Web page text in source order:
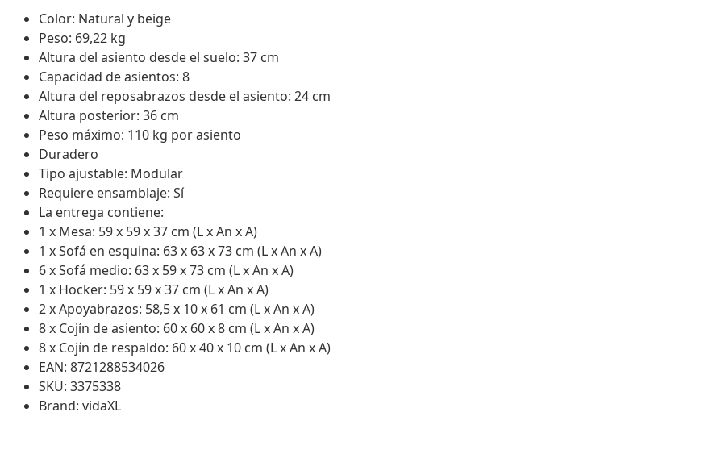
Color: Natural y beige
Peso: 69,22 kg
Altura del asiento desde el suelo: 37 cm
Capacidad de asientos: 8
Altura del reposabrazos desde el asiento: 24 cm
Altura posterior: 36 cm
Peso máximo: 110 kg por asiento
Duradero
Tipo ajustable: Modular
Requiere ensamblaje: Sí
La entrega contiene:
1 x Mesa: 59 x 59 x 37 cm (L x An x A)
1 x Sofá en esquina: 63 x 63 x 73 cm (L x An x A)
6 x Sofá medio: 63 x 59 x 73 cm (L x An x A)
1 x Hocker: 59 x 59 x 37 cm (L x An x A)
2 x Apoyabrazos: 58,5 x 10 x 61 cm (L x An x A)
8 x Cojín de asiento: 60 x 60 x 8 cm (L x An x A)
8 x Cojín de respaldo: 60 x 40 x 10 cm (L x An x A)
EAN: 8721288534026
SKU: 3375338
Brand: vidaXL